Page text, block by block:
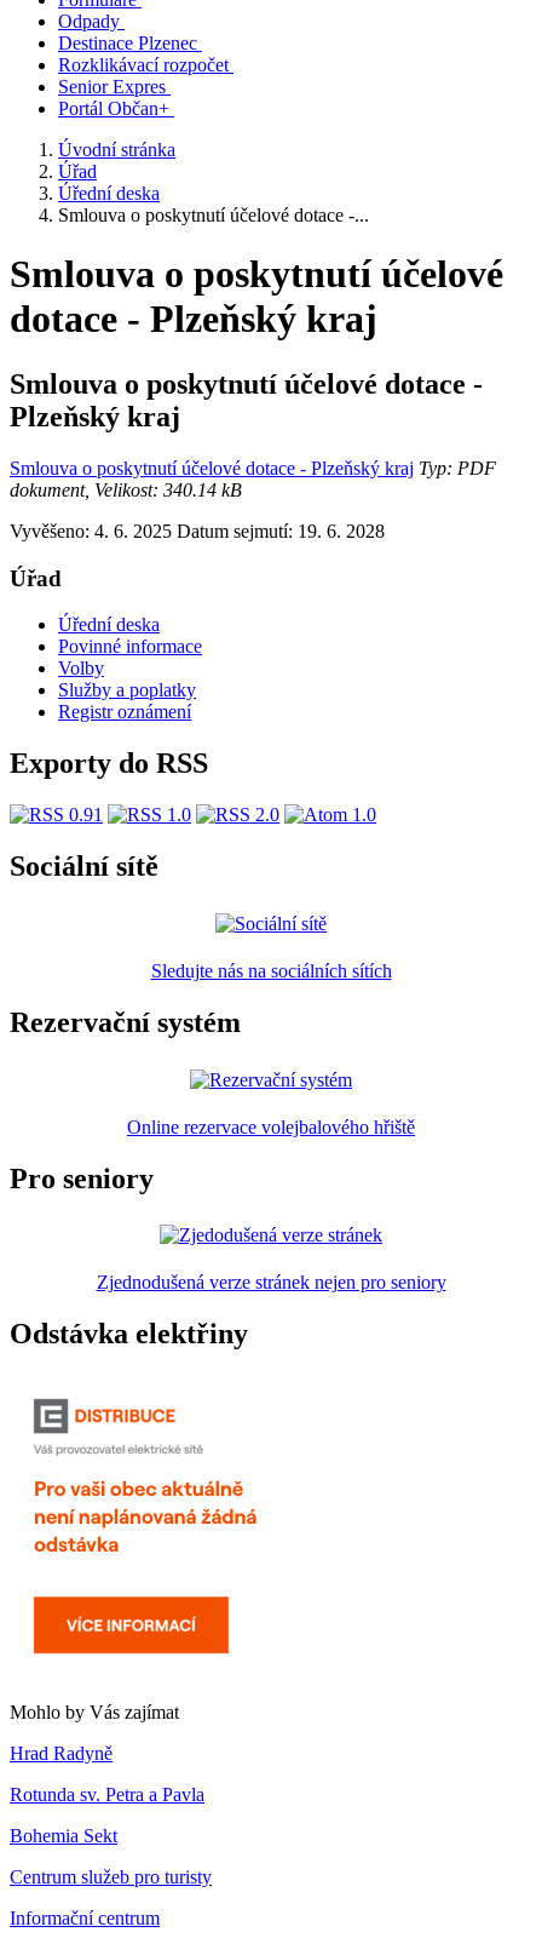
Odpady
Destinace Plzenec
Rozklikávací rozpočet
Senior Expres
Portál Občan+
Úvodní stránka
Úřad
Úřední deska
Smlouva o poskytnutí účelové dotace -...
Smlouva o poskytnutí účelové
dotace - Plzeňský kraj
Smlouva o poskytnutí účelové dotace -
Plzeňský kraj
Smlouva o poskytnutí účelové dotace - Plzeňský kraj Typ: PDF
dokument, Velikost: 340.14 kB
Vyvěšeno: 4. 6. 2025 Datum sejmutí: 19. 6. 2028
Úřad
Úřední deska
Povinné informace
Volby
Služby a poplatky
Registr oznámení
Exporty do RSS
Sociální sítě
Sledujte nás na sociálních sítích
Rezervační systém
Online rezervace volejbalového hřiště
Pro seniory
Zjednodušená verze stránek nejen pro seniory
Odstávka elektřiny
Mohlo by Vás zajímat
Hrad Radyně
Rotunda sv. Petra a Pavla
Bohemia Sekt
Centrum služeb pro turisty
Informační centrum